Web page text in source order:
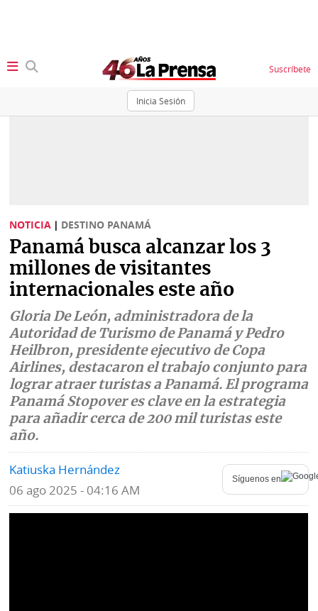
Inicia Sesión
Suscríbete
Sociedad
Judiciales
Política
Economía
Mundo
Deportes
Tecnología
la
Firma
K
Vivir+
Opinión
Blogs
Fotografías
Videos
de
erratas
Historias
NOTICIA | DESTINO PANAMÁ
Panamá busca alcanzar los 3
millones de visitantes
internacionales este año
Gloria De León, administradora de la
Autoridad de Turismo de Panamá y Pedro
Heilbron, presidente ejecutivo de Copa
Airlines, destacaron el trabajo conjunto para
lograr atraer turistas a Panamá. El programa
Panamá Stopover es clave en la estrategia
para añadir cerca de 200 mil turistas este
año.
Katiuska Hernández
06 ago 2025 - 04:16 AM
Síguenos en